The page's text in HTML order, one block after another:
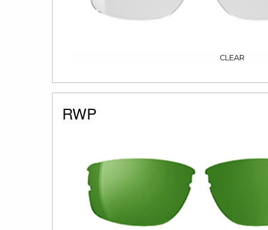
CLEAR
RWP